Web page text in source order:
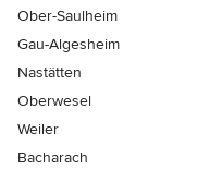
Ober-Saulheim
Gau-Algesheim
Nastätten
Oberwesel
Weiler
Bacharach